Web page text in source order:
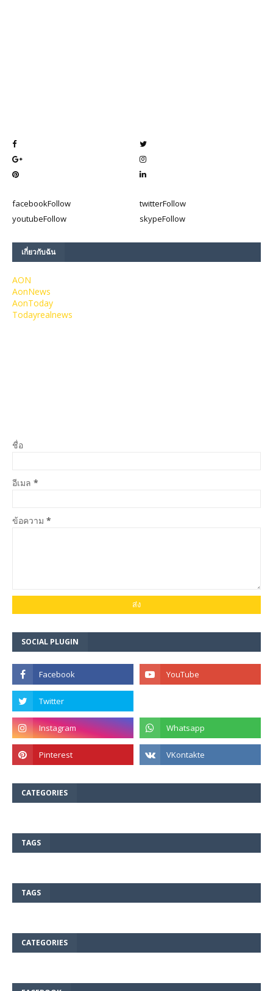
facebookFollow twitterFollow
youtubeFollow skypeFollow
เกี่ยวกับฉัน
AON
AonNews
AonToday
Todayrealnews
ชื่อ
อีเมล *
ข้อความ *
SOCIAL PLUGIN
CATEGORIES
TAGS
TAGS
CATEGORIES